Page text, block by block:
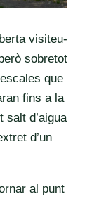
visiteu-
sobretot
que
fins a la
salt d’aigua
d’un
al punt